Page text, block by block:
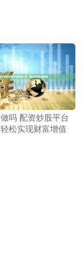
吗 配资炒股平台
松实现财富增值